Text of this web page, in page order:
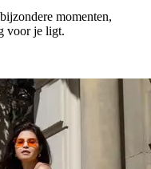
momenten,
voor je ligt.